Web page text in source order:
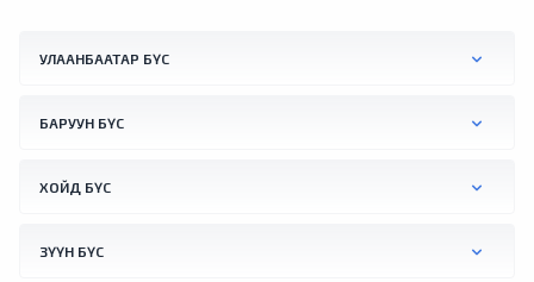
УЛААНБААТАР БҮС
БАРУУН БҮС
ХОЙД БҮС
ЗҮҮН БҮС